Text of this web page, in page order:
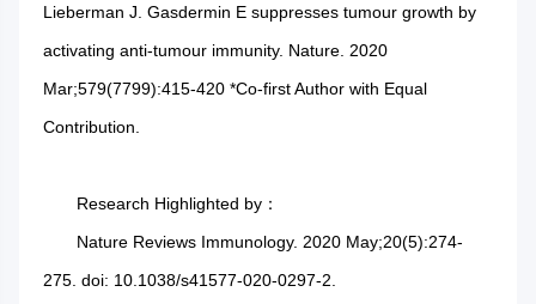
Lieberman J. Gasdermin E suppresses tumour growth by
activating anti-tumour immunity. Nature. 2020
Mar;579(7799):415-420 *Co-first Author with Equal
Contribution.
Research Highlighted by：
Nature Reviews Immunology. 2020 May;20(5):274-
275. doi: 10.1038/s41577-020-0297-2.